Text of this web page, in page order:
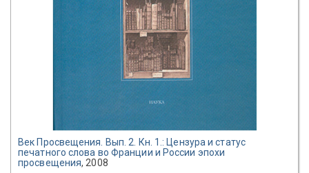
Век Просвещения. Вып. 2. Кн. 1.: Цензура и статус
печатного слова во Франции и России эпохи
просвещения, 2008